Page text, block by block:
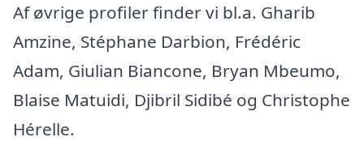
Af øvrige profiler finder vi bl.a. Gharib
Amzine, Stéphane Darbion, Frédéric
Adam, Giulian Biancone, Bryan Mbeumo,
Blaise Matuidi, Djibril Sidibé og Christophe
Hérelle.